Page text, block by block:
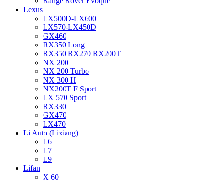
Lexus
LX500D-LX600
LX570-LX450D
GX460
RX350 Long
RX350 RX270 RX200T
NX 200
NX 200 Turbo
NX 300 H
NX200T F Sport
LX 570 Sport
RX330
GX470
LX470
Li Auto (Lixiang)
L6
L7
L9
Lifan
X 60